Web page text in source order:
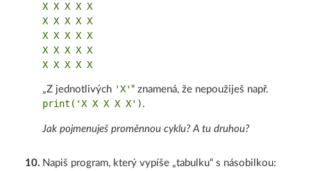
X X X X X
X X X X X
X X X X X
X X X X X
„Z jednotlivých 'X'“ znamená, že nepoužiješ např.
print('X X X X X') .
Jak pojmenuješ proměnnou cyklu? A tu druhou?
10. Napiš program, který vypíše „tabulku“ s násobilkou: